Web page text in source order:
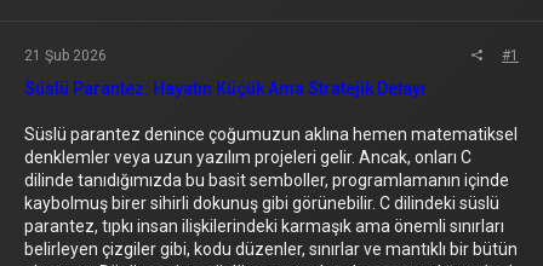
a
i
21 Şub 2026 #1
Süslü Parantez: Hayatın Küçük Ama Stratejik Detayı
Süslü parantez denince çoğumuzun aklına hemen matematiksel
denklemler veya uzun yazılım projeleri gelir. Ancak, onları C
dilinde tanıdığımızda bu basit semboller, programlamanın içinde
kaybolmuş birer sihirli dokunuş gibi görünebilir. C dilindeki süslü
parantez, tıpkı insan ilişkilerindeki karmaşık ama önemli sınırları
belirleyen çizgiler gibi, kodu düzenler, sınırlar ve mantıklı bir bütün